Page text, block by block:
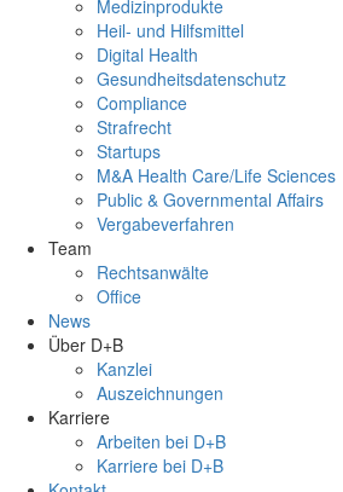
Medizinprodukte
Heil- und Hilfsmittel
Digital Health
Gesundheitsdatenschutz
Compliance
Strafrecht
Startups
M&A Health Care/Life Sciences
Public & Governmental Affairs
Vergabeverfahren
Team
Rechtsanwälte
Office
News
Über D+B
Kanzlei
Auszeichnungen
Karriere
Arbeiten bei D+B
Karriere bei D+B